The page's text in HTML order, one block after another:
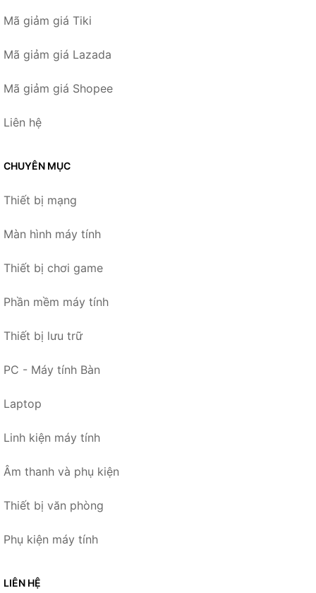
Mã giảm giá Tiki
Mã giảm giá Lazada
Mã giảm giá Shopee
Liên hệ
CHUYÊN MỤC
Thiết bị mạng
Màn hình máy tính
Thiết bị chơi game
Phần mềm máy tính
Thiết bị lưu trữ
PC - Máy tính Bàn
Laptop
Linh kiện máy tính
Âm thanh và phụ kiện
Thiết bị văn phòng
Phụ kiện máy tính
LIÊN HỆ